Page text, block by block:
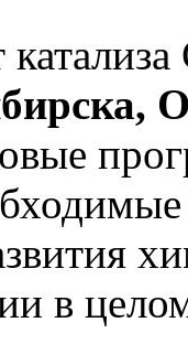
в